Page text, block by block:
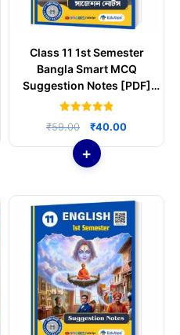
Class 11 1st Semester
Bangla Smart MCQ
Suggestion Notes [PDF]
প্রথম সেমিস্টার বাংলা সাজেশন
4.89
out of 5
₹59.00
Original
price
was:
₹59.00.
₹40.00Current